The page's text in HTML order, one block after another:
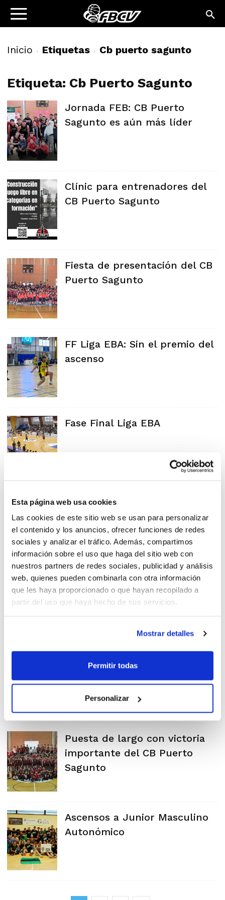
Esta página web usa cookies
Las cookies de este sitio web se usan para personalizar
el contenido y los anuncios, ofrecer funciones de redes
sociales y analizar el tráfico. Además, compartimos
información sobre el uso que haga del sitio web con
nuestros partners de redes sociales, publicidad y análisis
web, quienes pueden combinarla con otra información
que les haya proporcionado o que hayan recopilado a
partir del uso que haya hecho de sus servicios.
Mostrar detalles
Permitir todas
Personalizar
Inicio Etiquetas Cb puerto sagunto
Etiqueta: Cb Puerto Sagunto
Jornada FEB: CB Puerto
Sagunto es aún más líder
Clínic para entrenadores del
CB Puerto Sagunto
Fiesta de presentación del CB
Puerto Sagunto
FF Liga EBA: Sin el premio del
ascenso
Fase Final Liga EBA
EBA: CB Puerto Sagunto
consigue plaza en la Fase
Final
EBA: Refitel Bàsquet Llíria es
el campeón de la Conferencia
Liga EBA: Finales Conferencia
Puesta de largo con victoria
importante del CB Puerto
Sagunto
Ascensos a Junior Masculino
Autonómico